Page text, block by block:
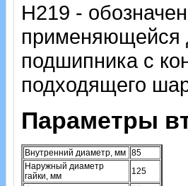
H219 -
применяющейся
подшипника с
подходящего
Параметры
Внутренний диаметр, мм 85
Наружный диаметр
гайки, мм
125